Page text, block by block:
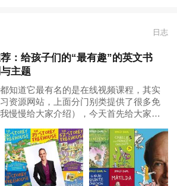
日志
：给孩子们的“最有趣”的英文书
主题
知道它最有名的是在线视频课程，其实
资源网站，上面分门别类提供了很多免
慢慢给大家介绍），今天首先给大家介
这是一份会让孩子们手不释卷的书单，
不同...